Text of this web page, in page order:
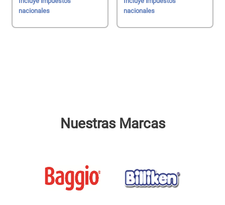
nacionales
nacionales
Nuestras Marcas